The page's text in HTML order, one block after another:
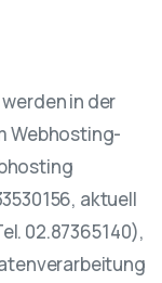
in der
Webhosting-
aktuell
02.87365140),